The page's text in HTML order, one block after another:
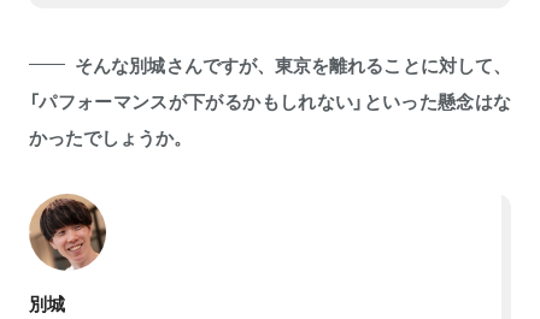
そんな別城さんですが、東京を離れることに対して、
「パフォーマンスが下がるかもしれない」といった懸念はな
かったでしょうか。
別城